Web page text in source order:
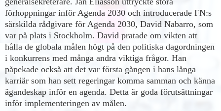
förhoppningar inför Agenda 2030 och introducerade FN:s
särskilda rådgivare för Agenda 2030, David Nabarro, som
var på plats i Stockholm. David pratade om vikten att
hålla de globala målen högt på den politiska dagordningen
i konkurrens med många andra viktiga frågor. Han
påpekade också att det var första gången i hans långa
karriär som han sett regeringar komma samman och känna
ägandeskap inför en agenda. Detta är goda förutsättningar
inför implementeringen av målen.